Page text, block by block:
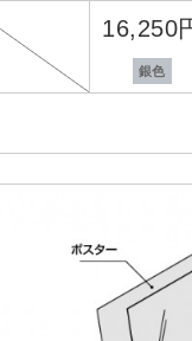
16,250
銀色